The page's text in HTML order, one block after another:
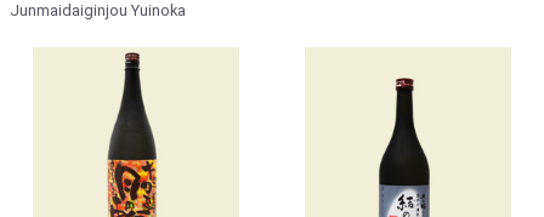
Junmaidaiginjou Yuinoka